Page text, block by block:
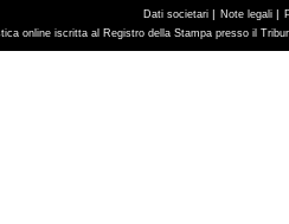
Dati societari | Note legali |
online iscritta al Registro della Stampa presso il